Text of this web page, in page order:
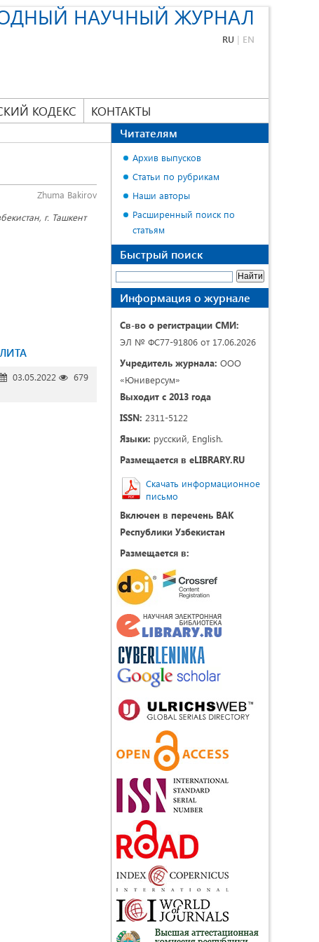
НАУЧНЫЙ ЖУРНАЛ
RU | EN
КОДЕКС КОНТАКТЫ
Zhuma Bakirov
г. Ташкент
03.05.2022
679
Читателям
Архив выпусков
Статьи по рубрикам
Наши авторы
Расширенный поиск по
статьям
Быстрый поиск
Информация о журнале
Св-во о регистрации СМИ:
ЭЛ № ФС77-91806 от 17.06.2026
Учредитель журнала: ООО
«Юниверсум»
Выходит с 2013 года
ISSN: 2311-5122
Языки: русский, English.
Размещается в eLIBRARY.RU
Скачать информационное
письмо
Включен в перечень ВАК
Республики Узбекистан
Размещается в: